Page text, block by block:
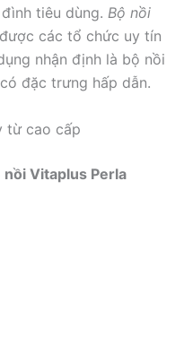
tiêu dùng. Bộ nồi
các tổ chức uy tín
nhận định là bộ nồi
đặc trưng hấp dẫn.
từ cao cấp
Vitaplus Perla